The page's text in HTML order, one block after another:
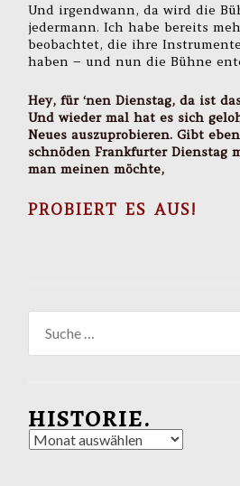
Und irgendwann, da wird die
jedermann. Ich habe bereits
beobachtet, die ihre
haben – und nun die Bühne
Hey, für ‘nen Dienstag, da ist
Und wieder mal hat es sich
Neues auszuprobieren. Gibt
schnöden Frankfurter Dienstag
man meinen möchte,
PROBIERT ES AUS!
nach:
HISTORIE.
Historie.